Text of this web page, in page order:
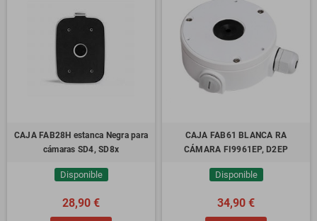
CAJA FAB28H estanca Negra para
cámaras SD4, SD8x
Disponible
28,90 €
CAJA FAB61 BLANCA RA
CÁMARA FI9961EP, D2EP
Disponible
34,90 €